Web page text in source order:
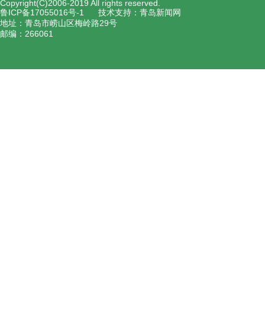
Copyright(C)2006-2019 All rights reserved.
鲁ICP备17055016号-1
技术支持：青岛新闻网
地址：青岛市崂山区梅岭路29号
邮编：266061